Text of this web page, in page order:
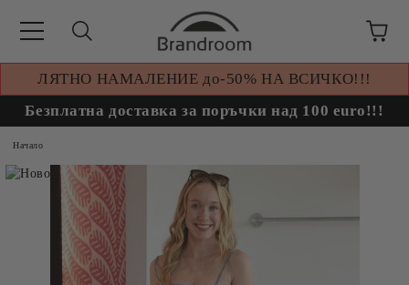
ЛЯТНО НАМАЛЕНИЕ до-50% НА ВСИЧКО!!!
Безплатна доставка за поръчки над 100 euro!!!
Начало